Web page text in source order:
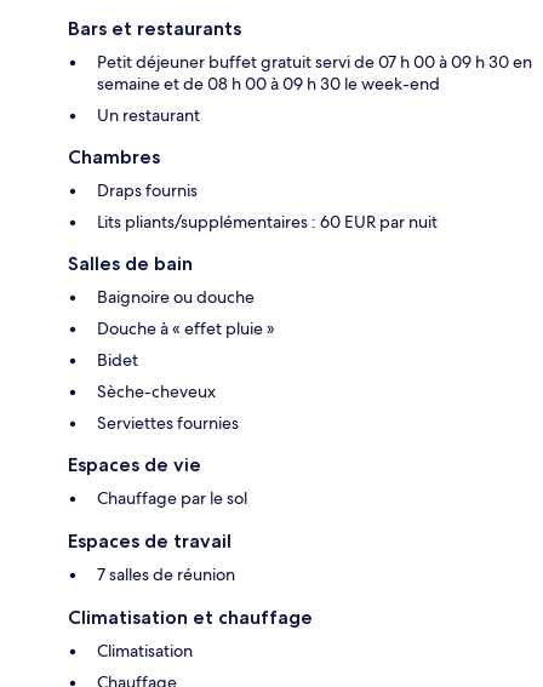
Bars et restaurants
Petit déjeuner buffet gratuit servi de 07 h 00 à 09 h 30 en
semaine et de 08 h 00 à 09 h 30 le week-end
Un restaurant
Chambres
Draps fournis
Lits pliants/supplémentaires : 60 EUR par nuit
Salles de bain
Baignoire ou douche
Douche à « effet pluie »
Bidet
Sèche-cheveux
Serviettes fournies
Espaces de vie
Chauffage par le sol
Espaces de travail
7 salles de réunion
Climatisation et chauffage
Climatisation
Chauffage